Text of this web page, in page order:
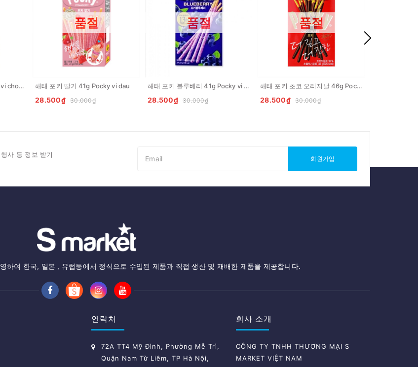
해태 포키 극세 44g Pocky vi chocolate
품절
해태 포키 딸기 41g Pocky vi dau
28.500₫ 30.000₫
품절
해태 포키 블루베리 41g Pocky vi viet quat
28.500₫ 30.000₫
품절
해태 포키 초코 오리지날 46g Pocky vi truyen thong
28.500₫ 30.000₫
사 등 정보 받기
회원가입
하여 한국, 일본 , 유럽등에서 정식으로 수입된 제품과 직접 생산 및 재배한 제품을 제공합니다.
연락처
72A TT4 Mỹ Đình, Phường Mễ Trì,
Quận Nam Từ Liêm, TP Hà Nội,
회사 소개
CÔNG TY TNHH THƯƠNG MẠI S
MARKET VIỆT NAM